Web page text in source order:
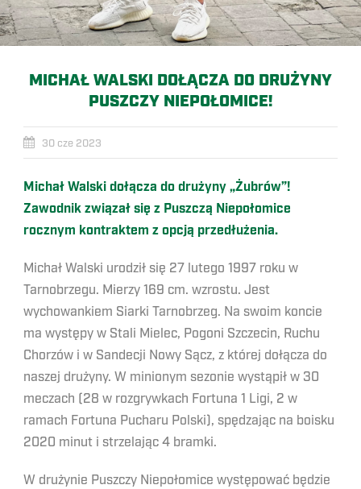
MICHAŁ WALSKI DOŁĄCZA DO DRUŻYNY
PUSZCZY NIEPOŁOMICE!
30 cze 2023
Michał Walski dołącza do drużyny „Żubrów”!
Zawodnik związał się z Puszczą Niepołomice
rocznym kontraktem z opcją przedłużenia.
Michał Walski urodził się 27 lutego 1997 roku w
Tarnobrzegu. Mierzy 169 cm. wzrostu. Jest
wychowankiem Siarki Tarnobrzeg. Na swoim koncie
ma występy w Stali Mielec, Pogoni Szczecin, Ruchu
Chorzów i w Sandecji Nowy Sącz, z której dołącza do
naszej drużyny. W minionym sezonie wystąpił w 30
meczach (28 w rozgrywkach Fortuna 1 Ligi, 2 w
ramach Fortuna Pucharu Polski), spędzając na boisku
2020 minut i strzelając 4 bramki.
W drużynie Puszczy Niepołomice występować będzie